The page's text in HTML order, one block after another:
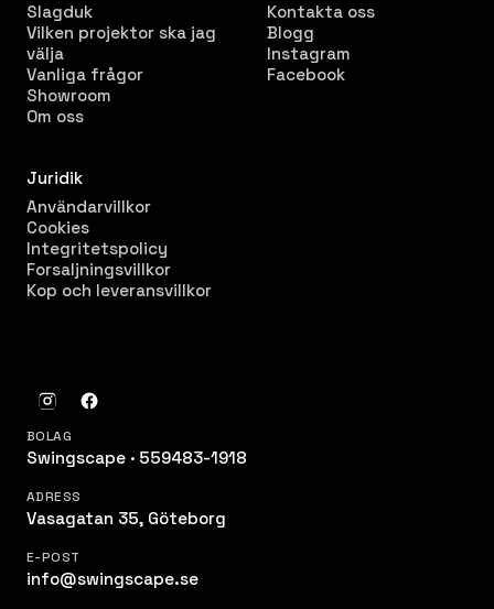
Slagduk
Vilken projektor ska jag
välja
Vanliga frågor
Showroom
Om oss
Kontakta oss
Blogg
Instagram
Facebook
Juridik
Användarvillkor
Cookies
Integritetspolicy
Forsaljningsvillkor
Kop och leveransvillkor
BOLAG
Swingscape · 559483-1918
ADRESS
Vasagatan 35, Göteborg
E-POST
info@swingscape.se